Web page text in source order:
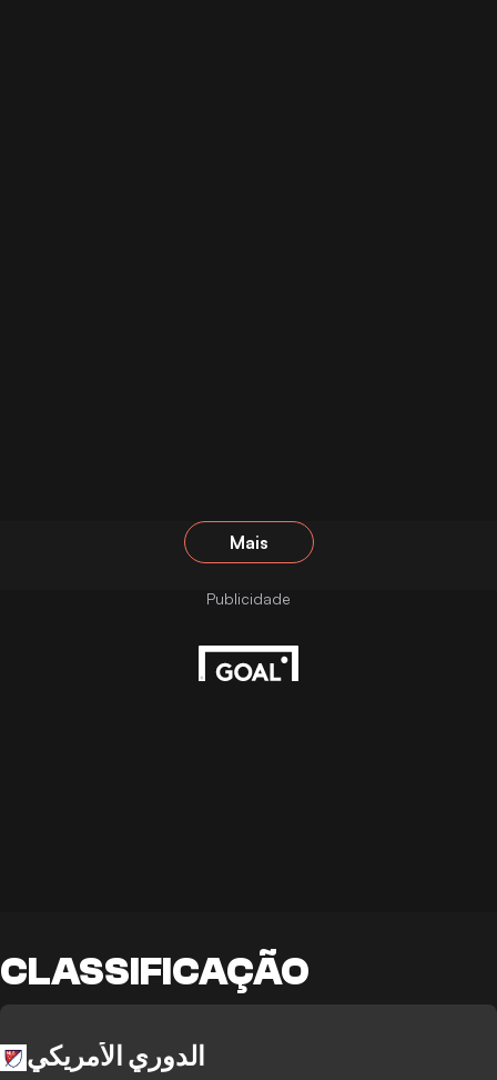
Mais
CLASSIFICAÇÃO
الدوري الأمريكي